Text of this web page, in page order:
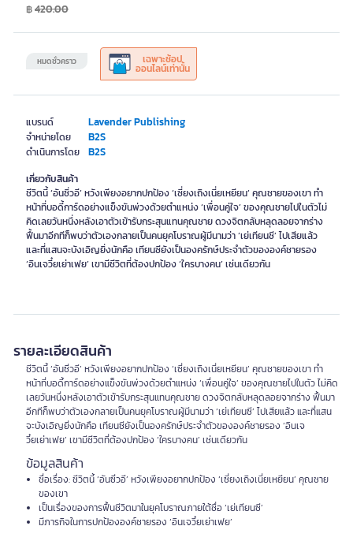
แบรนด์ Lavender Publishing
จำหน่ายโดย B2S
ดำเนินการโดย B2S
หมดชั่วคราว เฉพาะช้อป
ออนไลน์เท่านั้น
฿420.00
เกี่ยวกับสินค้า
ชีวิตนี้ ‘อันซิ่วอี’ หวังเพียงอยากปกป้อง ‘เซี่ยงเถิงเนี่ยเหยียน’ คุณชายของเขา ทำ
หน้าที่บอดี้การ์ดอย่างแข็งขันพ่วงด้วยตำแหน่ง ‘เพื่อนคู่ใจ’ ของคุณชายไปในตัวไม่
คิดเลยวันหนึ่งหลังเอาตัวเข้ารับกระสุนแทนคุณชาย ดวงจิตกลับหลุดลอยจากร่าง
ฟื้นมาอีกทีก็พบว่าตัวเองกลายเป็นคนยุคโบราณผู้มีนามว่า ‘เย่เทียนซี’ ไปเสียแล้ว
และที่แสนจะบังเอิญยิ่งนักคือ เทียนซียังเป็นองครักษ์ประจำตัวขององค์ชายรอง
‘อินเจวี๋ยเย่าเฟย’ เขามีชีวิตที่ต้องปกป้อง ‘ใครบางคน’ เช่นเดียวกัน
รายละเอียดสินค้า
ชีวิตนี้ ‘อันซิ่วอี’ หวังเพียงอยากปกป้อง ‘เซี่ยงเถิงเนี่ยเหยียน’ คุณชายของเขา ทำ
หน้าที่บอดี้การ์ดอย่างแข็งขันพ่วงด้วยตำแหน่ง ‘เพื่อนคู่ใจ’ ของคุณชายไปในตัว ไม่คิด
เลยวันหนึ่งหลังเอาตัวเข้ารับกระสุนแทนคุณชาย ดวงจิตกลับหลุดลอยจากร่าง ฟื้นมา
อีกทีก็พบว่าตัวเองกลายเป็นคนยุคโบราณผู้มีนามว่า ‘เย่เทียนซี’ ไปเสียแล้ว และที่แสน
จะบังเอิญยิ่งนักคือ เทียนซียังเป็นองครักษ์ประจำตัวขององค์ชายรอง ‘อินเจ
วี๋ยเย่าเฟย’ เขามีชีวิตที่ต้องปกป้อง ‘ใครบางคน’ เช่นเดียวกัน
ข้อมูลสินค้า
ชื่อเรื่อง: ชีวิตนี้ ‘อันซิ่วอี’ หวังเพียงอยากปกป้อง ‘เซี่ยงเถิงเนี่ยเหยียน’ คุณชาย
ของเขา
เป็นเรื่องของการฟื้นชีวิตมาในยุคโบราณภายใต้ชื่อ ‘เย่เทียนซี’
มีภารกิจในการปกป้ององค์ชายรอง ‘อินเจวี๋ยเย่าเฟย’